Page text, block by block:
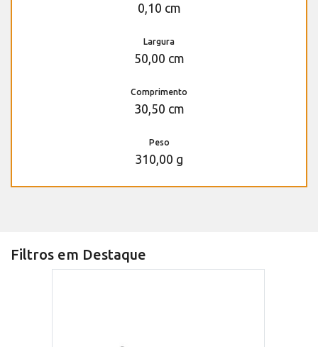
0,10 cm
Largura
50,00 cm
Comprimento
30,50 cm
Peso
310,00 g
Filtros em Destaque